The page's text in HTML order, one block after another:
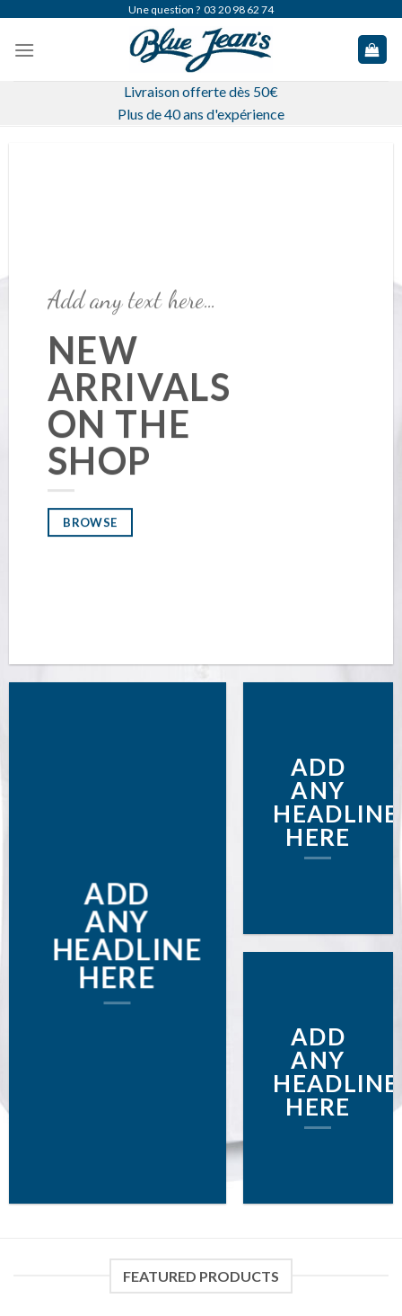
content
Une question ? 03 20 98 62 74
Livraison offerte dès 50€
Plus de 40 ans d'expérience
Add any text here…
NEW
ARRIVALS
ON THE
SHOP
BROWSE
ADD
ANY
HEADLINE
HERE
ADD
ANY
HEADLINE
HERE
ADD
ANY
HEADLINE
HERE
FEATURED PRODUCTS